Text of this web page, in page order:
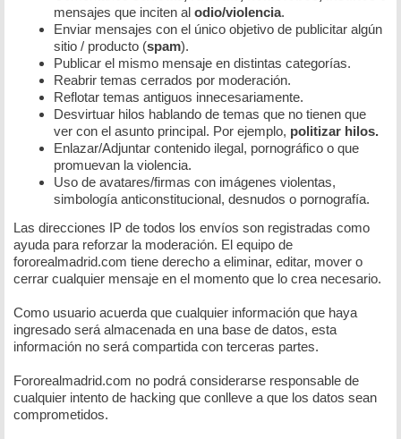
mensajes que inciten al odio/violencia.
Enviar mensajes con el único objetivo de publicitar algún
sitio / producto (spam).
Publicar el mismo mensaje en distintas categorías.
Reabrir temas cerrados por moderación.
Reflotar temas antiguos innecesariamente.
Desvirtuar hilos hablando de temas que no tienen que
ver con el asunto principal. Por ejemplo, politizar hilos.
Enlazar/Adjuntar contenido ilegal, pornográfico o que
promuevan la violencia.
Uso de avatares/firmas con imágenes violentas,
simbología anticonstitucional, desnudos o pornografía.
Las direcciones IP de todos los envíos son registradas como
ayuda para reforzar la moderación. El equipo de
fororealmadrid.com tiene derecho a eliminar, editar, mover o
cerrar cualquier mensaje en el momento que lo crea necesario.
Como usuario acuerda que cualquier información que haya
ingresado será almacenada en una base de datos, esta
información no será compartida con terceras partes.
Fororealmadrid.com no podrá considerarse responsable de
cualquier intento de hacking que conlleve a que los datos sean
comprometidos.